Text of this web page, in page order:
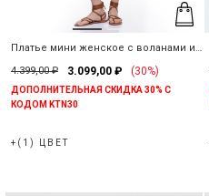
Платье мини женское с воланами из
4.399,00 ₽ 3.099,00 ₽ (30%)
ДОПОЛНИТЕЛЬНАЯ СКИДКА 30% С
КОДОМ KTN30
+(1) ЦВЕТ